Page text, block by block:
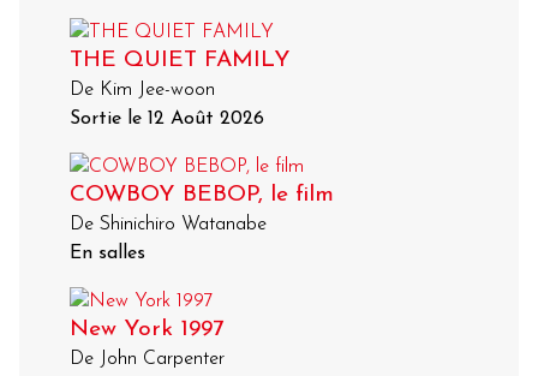
THE QUIET FAMILY
De Kim Jee-woon
Sortie le 12 Août 2026
COWBOY BEBOP, le film
De Shinichiro Watanabe
En salles
New York 1997
De John Carpenter